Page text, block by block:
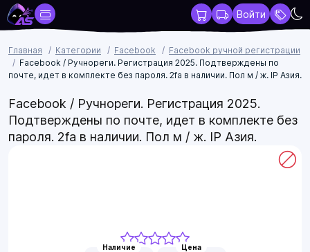
Войти
Главная Категории Facebook
Facebook ручной регистрации
Facebook / Ручнореги. Регистрация 2025. Подтверждены по
почте, идет в комплекте без пароля. 2fa в наличии. Пол м / ж. IP Азия.
Facebook / Ручнореги. Регистрация 2025.
Подтверждены по почте, идет в комплекте без
пароля. 2fa в наличии. Пол м / ж. IP Азия.
Наличие Цена